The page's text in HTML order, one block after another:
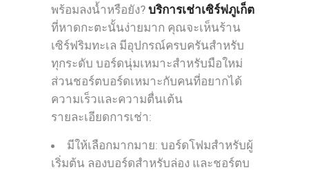
พร้อมลงน้ำหรือยัง? บริการเช่าเซิร์ฟภูเก็ต
ที่หาดกะตะนั้นง่ายมาก คุณจะเห็นร้าน
เซิร์ฟริมทะเล มีอุปกรณ์ครบครันสำหรับ
ทุกระดับ บอร์ดนุ่มเหมาะสำหรับมือใหม่
ส่วนชอร์ตบอร์ดเหมาะกับคนที่อยากได้
ความเร็วและความตื่นเต้น
รายละเอียดการเช่า:
มีให้เลือกมากมาย: บอร์ดโฟมสำหรับผู้
เริ่มต้น ลองบอร์ดสำหรับล่อง และชอร์ตบ